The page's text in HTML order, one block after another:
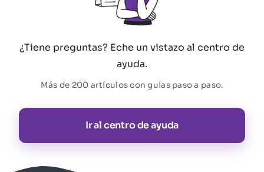
¿Tiene preguntas? Eche un vistazo al centro de
ayuda.
Más de 200 artículos con guías paso a paso.
Ir al centro de ayuda